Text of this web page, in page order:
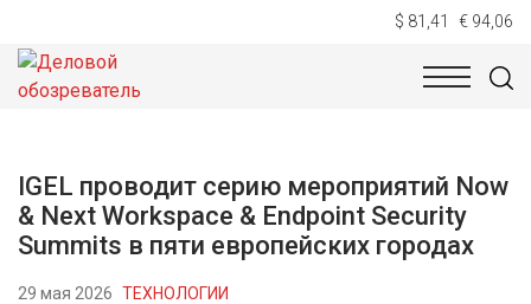
$ 81,41 € 94,06
НОВОСТИ
IGEL проводит серию мероприятий Now
& Next Workspace & Endpoint Security
Summits в пяти европейских городах
29 мая 2026 ТЕХНОЛОГИИ